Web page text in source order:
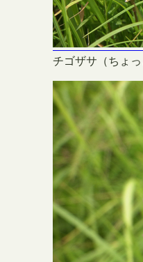
チゴザサ（ちょっ